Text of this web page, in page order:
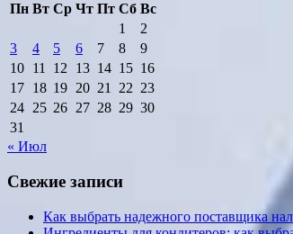
Пн Вт Ср Чт Пт Сб Вс
1
2
3
4 5 6 7 8
9
10 11 12 13 14 15 16
17 18 19 20 21 22 23
24 25 26 27 28 29 30
31
« Июл
Свежие записи
Как выбрать надежного поставщика